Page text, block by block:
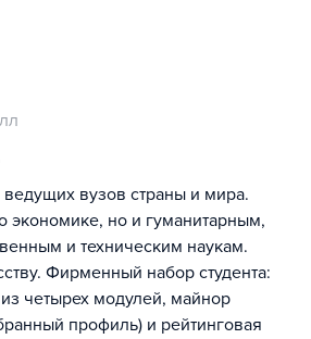
вузов страны и мира.
экономике, но и гуманитарным,
и техническим наукам.
Фирменный набор студента:
четырех модулей, майнор
профиль) и рейтинговая